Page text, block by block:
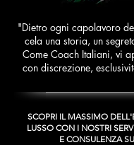
"Dietro ogni capolavoro
cela una storia, un
Come Coach Italiani, vi
con discrezione,
SCOPRI IL MASSIMO
LUSSO CON I NOSTRI
E CONSULENZA